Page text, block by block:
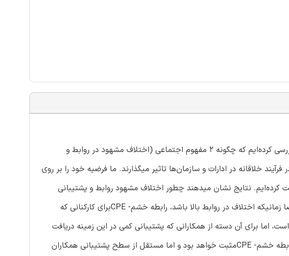
با توجه به رویکرد ماندگاری ادراک از خلاقیت و حفظ منابع نظری، بررسی کرده‌ایم که چگونه 2 مفهوم اجتماعی (اختلاف مشهود در روابط و
خلاقانه در ادارات و سازمان‌ها تاثیر میگذارند. ما فرضیه خود را بر روی
کننده و در 5 روز کاری متوالی تست کرده‌ایم. نتایج نشان میدهند چطور اختلاف مشهود روابط و پشتیبانی
همکاران با خلاقیت تعامل داشته و بر CPE تاثیر میگذارند. مخصوصا زمانیکه اختلاف در روابط بالا باشد، رابطه خشم- CPEبرای کارکنانی که
اما برای آن دسته از همکارانی که پشتیبانی کمی در این زمینه دریافت
میکنند، منفی است. در مقابل، وقتیکه اختلاف روابط پایین باشد؛ رابطه خشم- CPEمثبت خواهد بود و اما مستقل از سطح پشتیبانی همکاران